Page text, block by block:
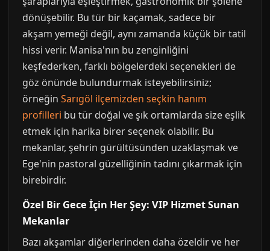
dönüşebilir. Bu tür bir kaçamak, sadece bir
akşam yemeği değil, aynı zamanda küçük bir tatil
hissi verir. Manisa'nın bu zenginliğini
keşfederken, farklı bölgelerdeki seçenekleri de
göz önünde bulundurmak isteyebilirsiniz;
örneğin Sarıgöl ilçemizden seçkin hanım
profilleri bu tür doğal ve şık ortamlarda size eşlik
etmek için harika birer seçenek olabilir. Bu
mekanlar, şehrin gürültüsünden uzaklaşmak ve
Ege'nin pastoral güzelliğinin tadını çıkarmak için
birebirdir.
Özel Bir Gece İçin Her Şey: VIP Hizmet Sunan
Mekanlar
Bazı akşamlar diğerlerinden daha özeldir ve her